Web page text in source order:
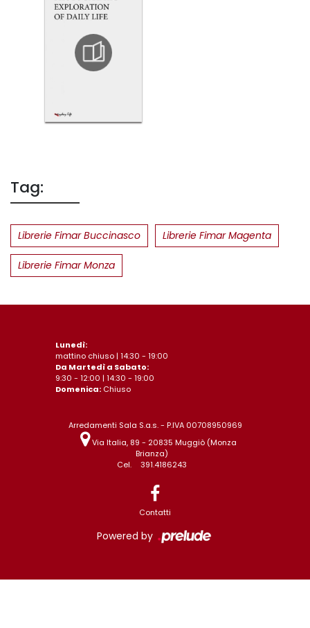
Tag:
Librerie Fimar Buccinasco Librerie Fimar Magenta
Librerie Fimar Monza
Lunedì:
mattino chiuso | 14:30 - 19:00
Da Martedì a Sabato:
9:30 - 12:00 | 14:30 - 19:00
Domenica: Chiuso
Arredamenti Sala S.a.s. - P.IVA 00708950969
Via Italia, 89 - 20835 Muggiò (Monza
Brianza)
Cel.
391.4186243
Contatti
Powered by